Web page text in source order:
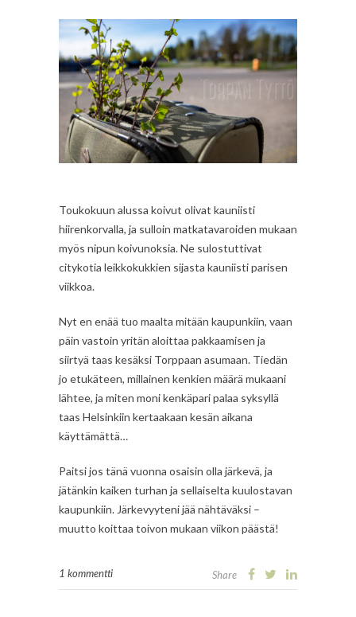
Toukokuun alussa koivut olivat kauniisti
hiirenkorvalla, ja sulloin matkatavaroiden mukaan
myös nipun koivunoksia. Ne sulostuttivat
citykotia leikkokukkien sijasta kauniisti parisen
viikkoa.
Nyt en enää tuo maalta mitään kaupunkiin, vaan
päin vastoin yritän aloittaa pakkaamisen ja
siirtyä taas kesäksi Torppaan asumaan. Tiedän
jo etukäteen, millainen kenkien määrä mukaani
lähtee, ja miten moni kenkäpari palaa syksyllä
taas Helsinkiin kertaakaan kesän aikana
käyttämättä…
Paitsi jos tänä vuonna osaisin olla järkevä, ja
jätänkin kaiken turhan ja sellaiselta kuulostavan
kaupunkiin. Järkevyyteni jää nähtäväksi –
muutto koittaa toivon mukaan viikon päästä!
1 kommentti Share